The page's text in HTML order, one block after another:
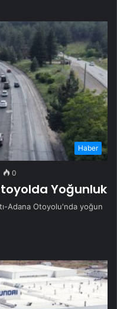
Haber
0
Yoğunluk
Adana Otoyolu'nda yoğun